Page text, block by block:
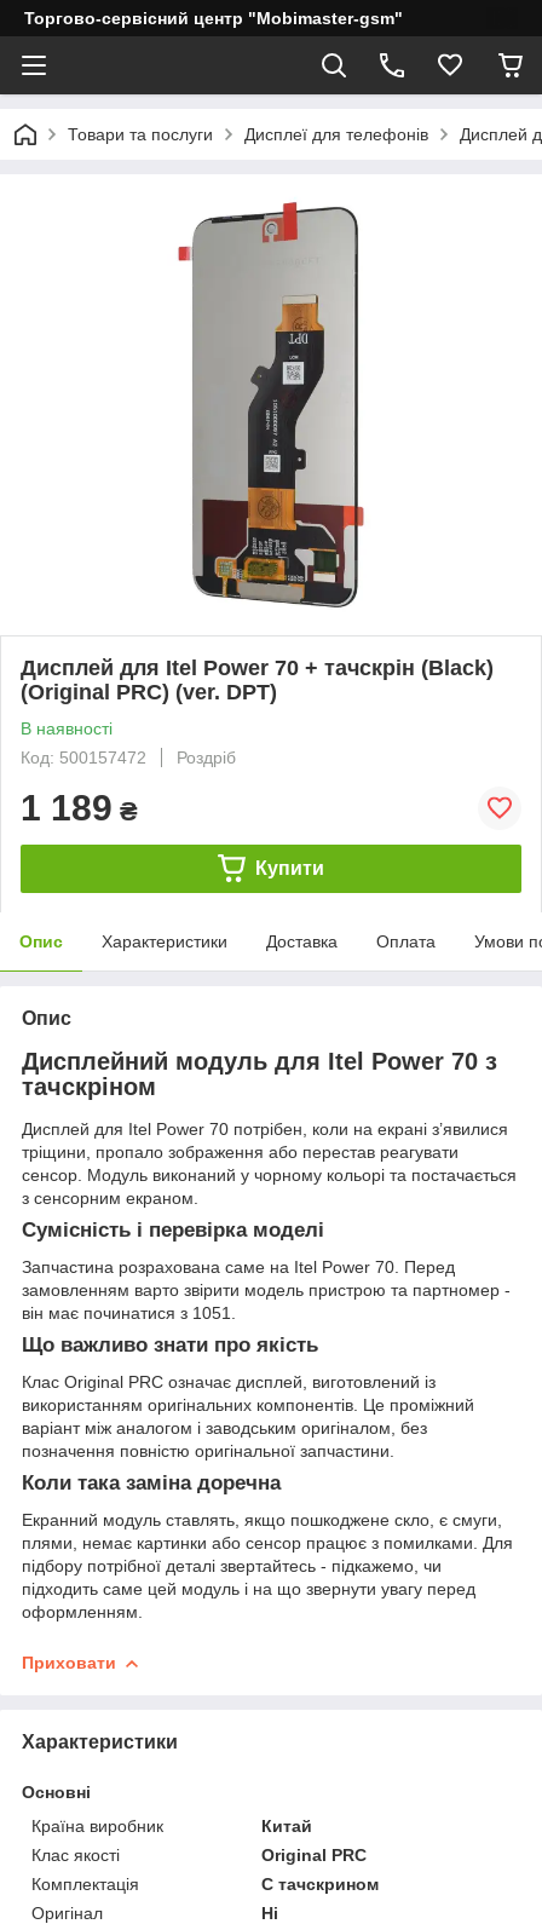
Торгово-сервісний центр "Mobimaster-gsm"
Товари та послуги Дисплеї для телефонів Дисплей
Дисплей для Itel Power 70 + тачскрін (Black)
(Original PRC) (ver. DPT)
В наявності
Код: 500157472
Роздріб
1 189 ₴
Купити
Опис Характеристики Доставка Оплата Умови
Опис
Дисплейний модуль для Itel Power 70 з
тачскріном
Дисплей для Itel Power 70 потрібен, коли на екрані з’явилися
тріщини, пропало зображення або перестав реагувати
сенсор. Модуль виконаний у чорному кольорі та постачається
з сенсорним екраном.
Сумісність і перевірка моделі
Запчастина розрахована саме на Itel Power 70. Перед
замовленням варто звірити модель пристрою та партномер -
він має починатися з 1051.
Що важливо знати про якість
Клас Original PRC означає дисплей, виготовлений із
використанням оригінальних компонентів. Це проміжний
варіант між аналогом і заводським оригіналом, без
позначення повністю оригінальної запчастини.
Коли така заміна доречна
Екранний модуль ставлять, якщо пошкоджене скло, є смуги,
плями, немає картинки або сенсор працює з помилками. Для
підбору потрібної деталі звертайтесь - підкажемо, чи
підходить саме цей модуль і на що звернути увагу перед
оформленням.
Приховати
Характеристики
Основні
Країна виробник
Китай
Клас якості
Original PRC
Комплектація
С тачскрином
Оригінал
Ні